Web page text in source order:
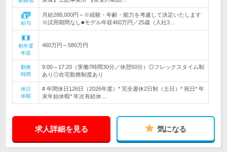
給与
月給288,000円～※経験・年齢・能力を考慮して決定いたします
※試用期間なし■モデル年収460万円／25歳（入社3…
初年度
年収
460万円～580万円
勤務
時間
9:00～17:20（実働7時間30分／休憩50分）◎フレックスタイム制
あり◎在宅勤務制度あり
休日
休暇
# 年間休日126日（2026年度）* 完全週休2日制（土日）* 祝日* 年
末年始休暇* 年次有給休…
求人詳細を見る 気になる